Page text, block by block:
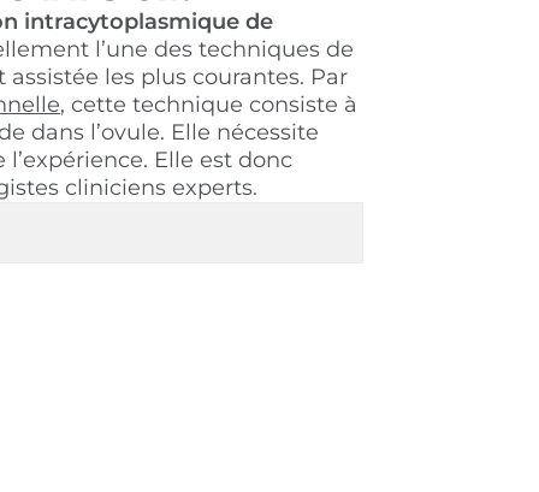
intracytoplasmique de
l’une des techniques de
les plus courantes. Par
, cette technique consiste à
dans l’ovule. Elle nécessite
Elle est donc
cliniciens experts.